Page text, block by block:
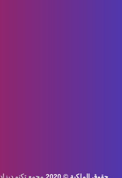
حقوق الملكية © 2020 مجمع تكنو ديزاد